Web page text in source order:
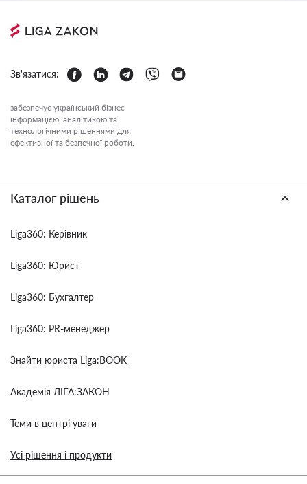
Зв'язатися:
забезпечує український бізнес
інформацією, аналітикою та
технологічними рішеннями для
ефективної та безпечної роботи.
Каталог рішень
Liga360: Керівник
Liga360: Юрист
Liga360: Бухгалтер
Liga360: PR-менеджер
Знайти юриста Liga:BOOK
Академія ЛІГА:ЗАКОН
Теми в центрі уваги
Усі рішення і продукти